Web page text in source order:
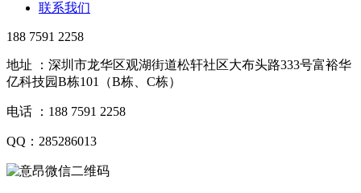
联系我们
188 7591 2258
地址 ：深圳市龙华区观湖街道松轩社区大布头路333号富裕华
亿科技园B栋101（B栋、C栋）
电话 ：188 7591 2258
QQ：285286013